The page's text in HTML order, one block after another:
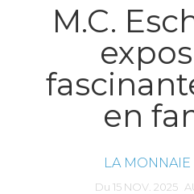
M.C.
en
LA MONNAIE
Du 15 NOV. 2025